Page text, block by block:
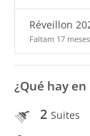
Réveillon
Faltam 17 meses
¿Qué hay
2 Suites